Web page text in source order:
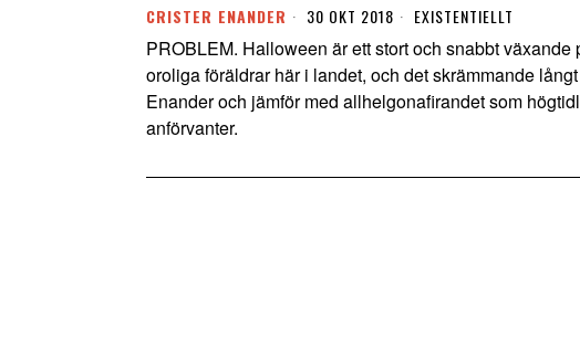
CRISTER ENANDER 30 OKT 2018 EXISTENTIELLT
PROBLEM. Halloween är ett stort och snabbt
oroliga föräldrar här i landet, och det skrämmande
Enander och jämför med allhelgonafirandet som
anförvanter.